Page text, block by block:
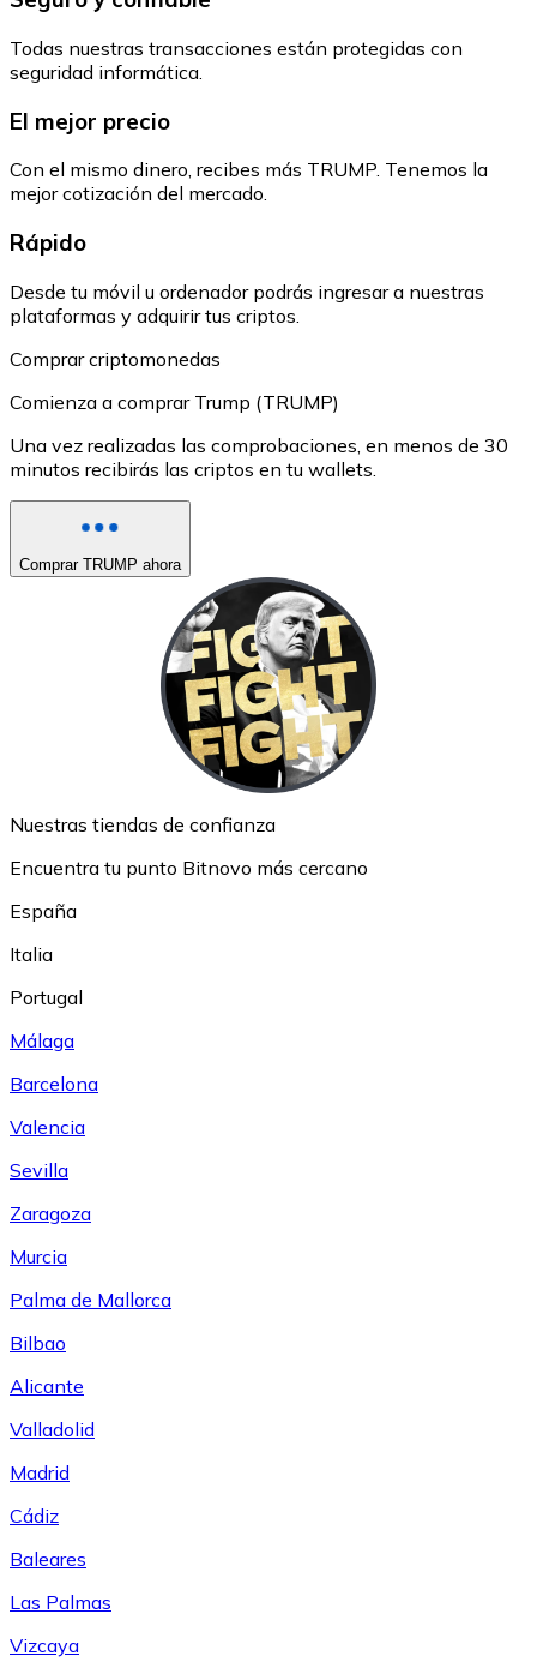
Todas nuestras transacciones están protegidas con
seguridad informática.
El mejor precio
Con el mismo dinero, recibes más TRUMP. Tenemos la
mejor cotización del mercado.
Rápido
Desde tu móvil u ordenador podrás ingresar a nuestras
plataformas y adquirir tus criptos.
Comprar criptomonedas
Comienza a comprar Trump (TRUMP)
Una vez realizadas las comprobaciones, en menos de 30
minutos recibirás las criptos en tu wallets.
Comprar TRUMP ahora
Nuestras tiendas de confianza
Encuentra tu punto Bitnovo más cercano
España
Italia
Portugal
Málaga
Barcelona
Valencia
Sevilla
Zaragoza
Murcia
Palma de Mallorca
Bilbao
Alicante
Valladolid
Madrid
Cádiz
Baleares
Las Palmas
Vizcaya